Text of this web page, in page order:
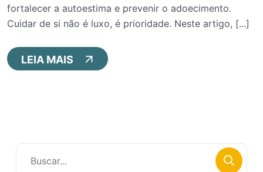
fortalecer a autoestima e prevenir o adoecimento.
Cuidar de si não é luxo, é prioridade. Neste artigo, [...]
LEIA MAIS